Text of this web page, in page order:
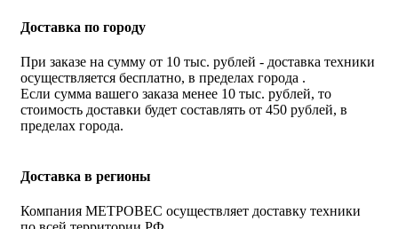
Доставка по городу
При заказе на сумму от 10 тыс. рублей - доставка техники
осуществляется бесплатно, в пределах города .
Если сумма вашего заказа менее 10 тыс. рублей, то
стоимость доставки будет составлять от 450 рублей, в
пределах города.
Доставка в регионы
Компания МЕТРОВЕС осуществляет доставку техники